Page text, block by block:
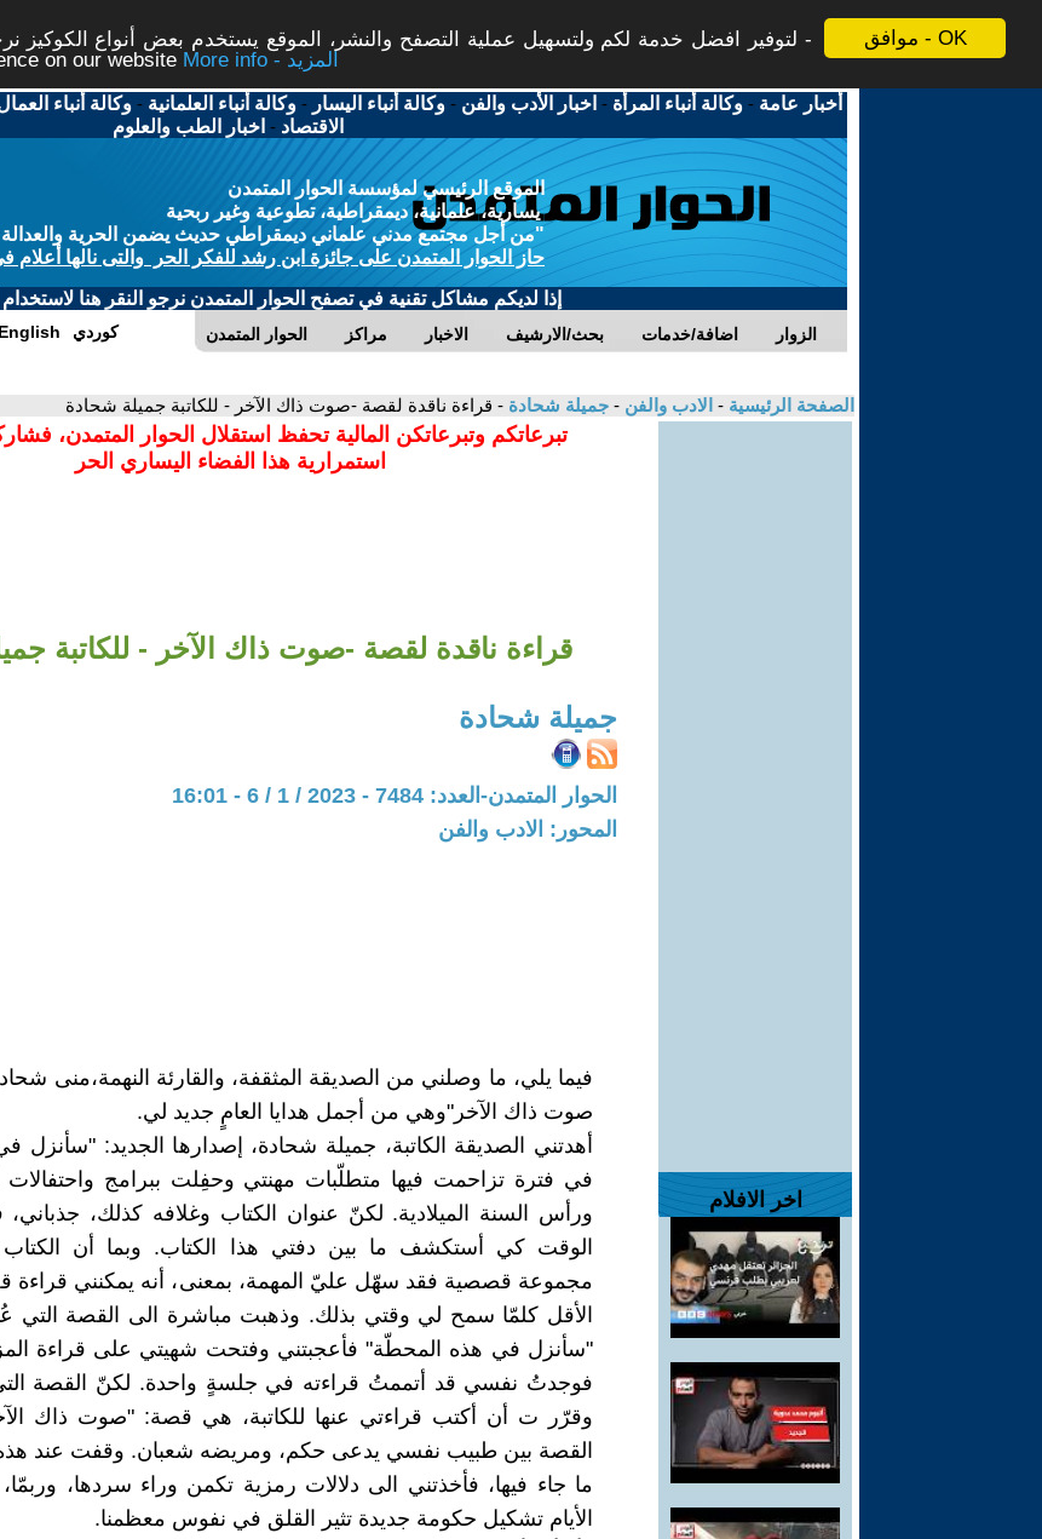
موافق - OK
لتوفير افضل خدمة لكم ولتسهيل عملية التصفح والنشر، الموقع يستخدم بعض أنواع الكوكيز
on our website
More info - المزيد
أخبار عامة -وكالة أنباء المرأة - اخبار الأدب والفن -وكالة أنباء اليسار -وكالة أنباء العلمانية -وكالة أنباء
الاقتصاد - اخبار الطب والعلوم
الموقع الرئيسي لمؤسسة الحوار المتمدن
يسارية، علمانية، ديمقراطية، تطوعية وغير ربحية
"من أجل مجتمع مدني علماني ديمقراطي حديث يضمن الحرية والعدالة
حاز الحوار المتمدن على جائزة ابن رشد للفكر الحر والتى نالها أعلام
إذا لديكم مشاكل تقنية في تصفح الحوار المتمدن نرجو النقر هنا لاستخدام
الحوار المتمدن مراكز الاخبار بحث/الارشيف اضافة/خدمات الزوار English كوردي
الصفحة الرئيسية - الادب والفن - جميلة شحادة - قراءة ناقدة لقصة -صوت ذاك الآخر - للكاتبة جميلة شحادة
اخر الافلام
تبرعاتكم وتبرعاتكن المالية تحفظ استقلال الحوار المتمدن،
استمرارية هذا الفضاء اليساري الحر
قراءة ناقدة لقصة -صوت ذاك الآخر - للكاتبة
جميلة شحادة
الحوار المتمدن-العدد: 7484 - 2023 / 1 / 6 - 16:01
المحور: الادب والفن
فيما يلي، ما وصلني من الصديقة المثقفة، والقارئة النهمة،منى
صوت ذاك الآخر"وهي من أجمل هدايا العامٍ جديد لي.
أهدتني الصديقة الكاتبة، جميلة شحادة، إصدارها الجديد:
في فترة تزاحمت فيها متطلّبات مهنتي وحفِلت ببرامج واحتفالات
ورأس السنة الميلادية. لكنّ عنوان الكتاب وغلافه كذلك،
الوقت كي أستكشف ما بين دفتي هذا الكتاب. وبما أن
مجموعة قصصية فقد سهّل عليّ المهمة، بمعنى، أنه يمكنني قراءة
الأقل كلمّا سمح لي وقتي بذلك. وذهبت مباشرة الى القصة التي
"سأنزل في هذه المحطّة" فأعجبتني وفتحت شهيتي على قراءة
فوجدتُ نفسي قد أتممتُ قراءته في جلسةٍ واحدة. لكنّ القصة
وقرّر ت أن أكتب قراءتي عنها للكاتبة، هي قصة: "صوت ذاك
القصة بين طبيب نفسي يدعى حكم، ومريضه شعبان. وقفت عند
ما جاء فيها، فأخذتني الى دلالات رمزية تكمن وراء سردها، وربمّا،
الأيام تشكيل حكومة جديدة تثير القلق في نفوس معظمنا.